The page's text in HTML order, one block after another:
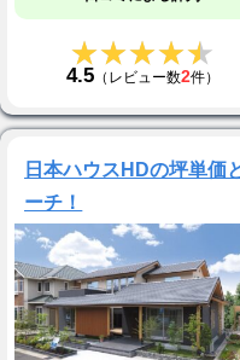
★★★★★
★★★★★
4.5（レビュー数2件）
日本ハウスHDの坪単価
ーチ！